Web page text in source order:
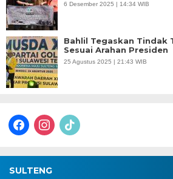
6 Desember 2025 | 14:34 WIB
Bahlil Tegaskan Tindak
Sesuai Arahan Presiden
25 Agustus 2025 | 21:43 WIB
facebookinstagram
tiktok
SULTENG